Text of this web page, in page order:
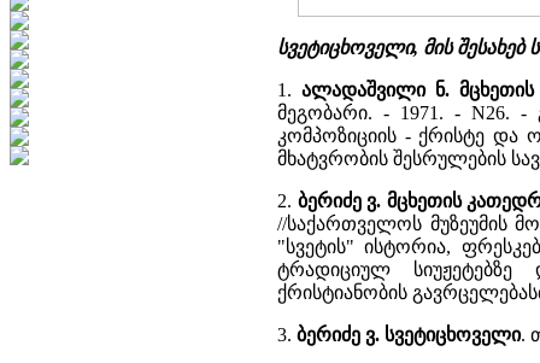
სვეტიცხოველი, მის
1. ალადაშვილი ნ.
მეგობარი. - 1971. - N26. -
კომპოზიციის - ქრისტე და
მხატვრობის შესრულების
2. ბერიძე ვ. მცხეთის
//საქართველოს მუზეუმის
"სვეტის" ისტორია,
ტრადიციულ
ქრისტიანობის
3. ბერიძე ვ. სვეტიცხოველი.